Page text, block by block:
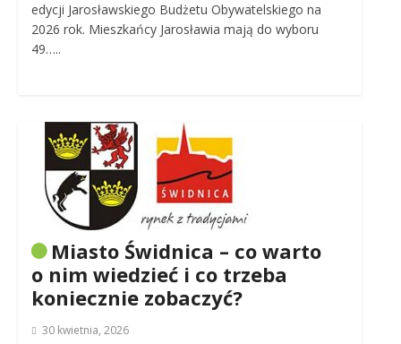
edycji Jarosławskiego Budżetu Obywatelskiego na
2026 rok. Mieszkańcy Jarosławia mają do wyboru
49…..
Miasto Świdnica – co warto
o nim wiedzieć i co trzeba
koniecznie zobaczyć?
30 kwietnia, 2026